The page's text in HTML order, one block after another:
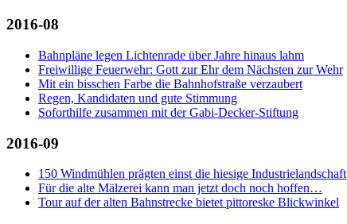
2016-08
Bahnpläne legen Lichtenrade über Jahre hinaus lahm
Freiwillige Feuerwehr: Gott zur Ehr dem Nächsten zur Wehr
Mit ein bisschen Farbe die Bahnhofstraße verzaubert
Regen, Kandidaten und gute Stimmung
Soforthilfe zusammen mit der Gabi-Decker-Stiftung
2016-09
150 Windmühlen prägten einst die hiesige Industrielandschaft
Für die alte Mälzerei kann man jetzt doch noch hoffen…
Tour auf der alten Bahnstrecke bietet pittoreske Blickwinkel